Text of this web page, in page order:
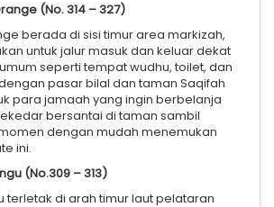
(No. 314 – 327)
berada di sisi timur area markizah,
untuk jalur masuk dan keluar dekat
seperti tempat wudhu, toilet, dan
pasar bilal dan taman Saqifah
para jamaah yang ingin berbelanja
bersantai di taman sambil
dengan mudah menemukan
ini.
(No.309 – 313)
terletak di arah timur laut pelataran